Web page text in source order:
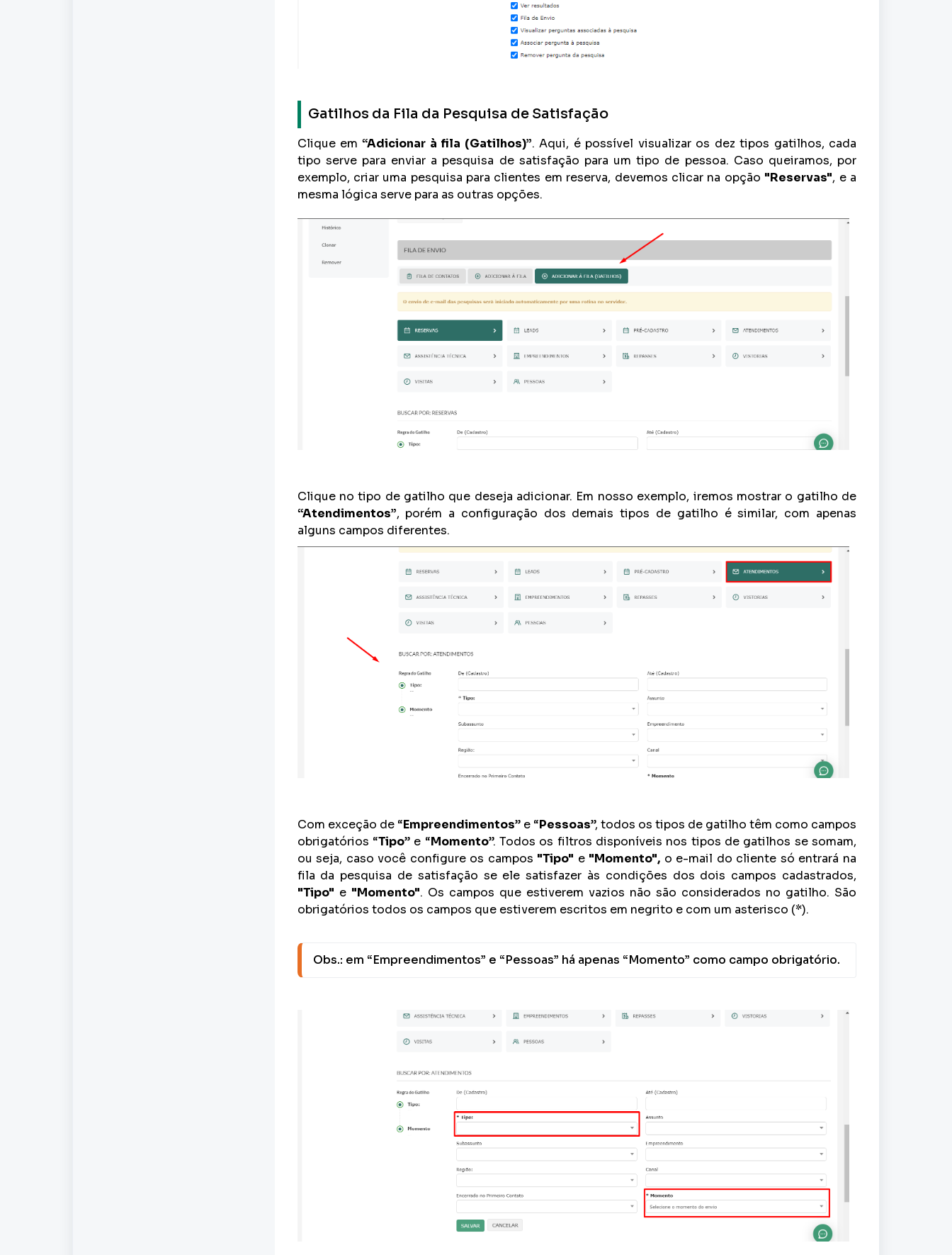
Gatilhos da Fila da Pesquisa de Satisfação
Clique em“Adicionar à fila (Gatilhos)”. Aqui, é possível visualizar os dez tipos gatilhos, cada
tipo serve para enviar a pesquisa de satisfação para um tipo de pessoa. Caso queiramos, por
exemplo, criar uma pesquisa para clientes em reserva, devemos clicar na opção "Reservas", e a
mesma lógica serve para as outras opções.
Clique no tipo de gatilho que deseja adicionar. Em nosso exemplo, iremos mostrar o gatilho de
“Atendimentos”, porém a configuração dos demais tipos de gatilho é similar, com apenas
alguns campos diferentes.
Com exceção de “Empreendimentos” e “Pessoas”, todos os tipos de gatilho têm como campos
obrigatórios “Tipo” e “Momento”. Todos os filtros disponíveis nos tipos de gatilhos se somam,
ou seja, caso você configure os campos "Tipo" e "Momento", o e-mail do cliente só entrará na
fila da pesquisa de satisfação se ele satisfazer às condições dos dois campos cadastrados,
"Tipo" e "Momento". Os campos que estiverem vazios não são considerados no gatilho. São
obrigatórios todos os campos que estiverem escritos em negrito e com um asterisco (*).
Obs.: em “Empreendimentos” e “Pessoas” há apenas “Momento” como campo obrigatório.